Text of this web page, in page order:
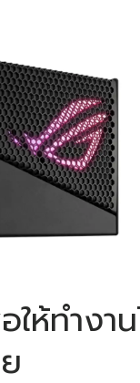
ให้ทำงา